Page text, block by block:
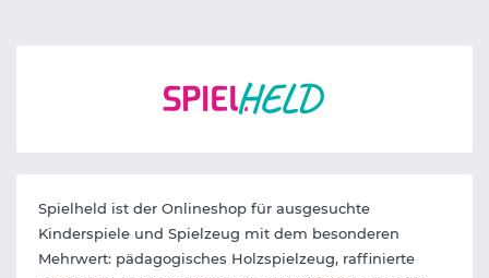
Spielheld ist der Onlineshop für ausgesuchte
Kinderspiele und Spielzeug mit dem besonderen
Mehrwert: pädagogisches Holzspielzeug, raffinierte